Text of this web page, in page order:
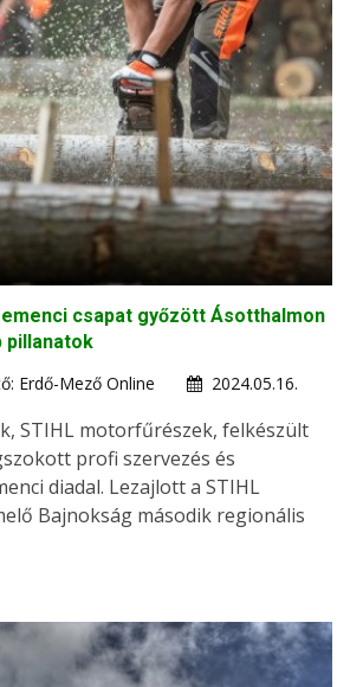
csapat győzött Ásotthalmon
pillanatok
Erdő-Mező Online
2024.05.16.
STIHL motorfűrészek, felkészült
profi szervezés és
diadal. Lezajlott a STIHL
Bajnokság második regionális